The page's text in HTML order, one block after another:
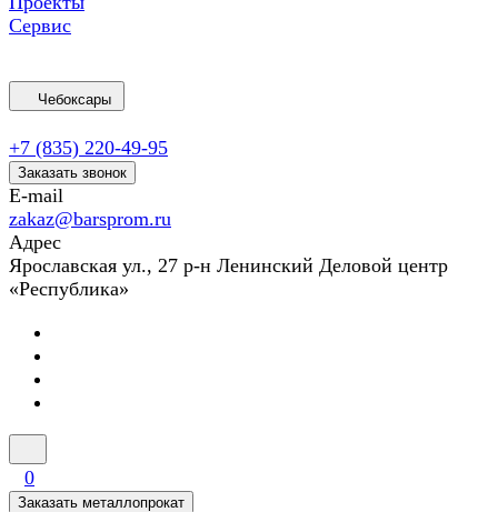
Сервис
Чебоксары
+7 (835) 220-49-95
Заказать звонок
E-mail
zakaz@barsprom.ru
Адрес
Ярославская ул., 27 р-н Ленинский Деловой центр
«Республика»
0
Заказать металлопрокат